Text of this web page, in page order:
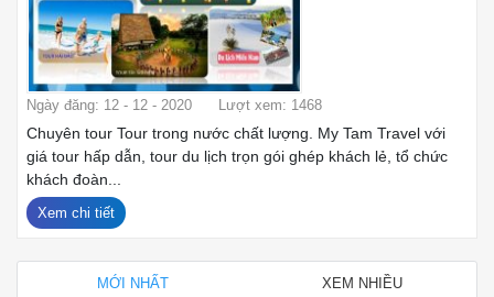
Ngày đăng: 12 - 12 - 2020 Lượt xem: 1468
Chuyên tour Tour trong nước chất lượng. My Tam Travel với
giá tour hấp dẫn, tour du lịch trọn gói ghép khách lẻ, tổ chức
khách đoàn...
Xem chi tiết
MỚI NHẤT XEM NHIỀU